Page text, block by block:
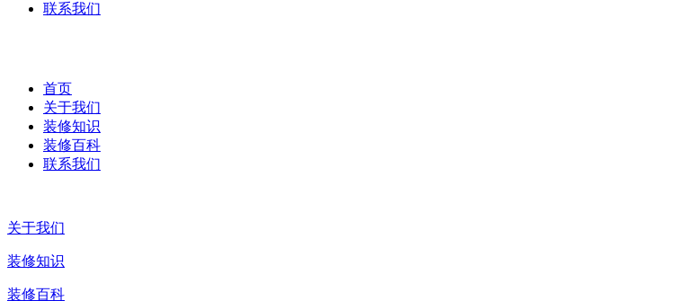
联系我们
首页
关于我们
装修知识
装修百科
联系我们
关于我们
装修知识
装修百科